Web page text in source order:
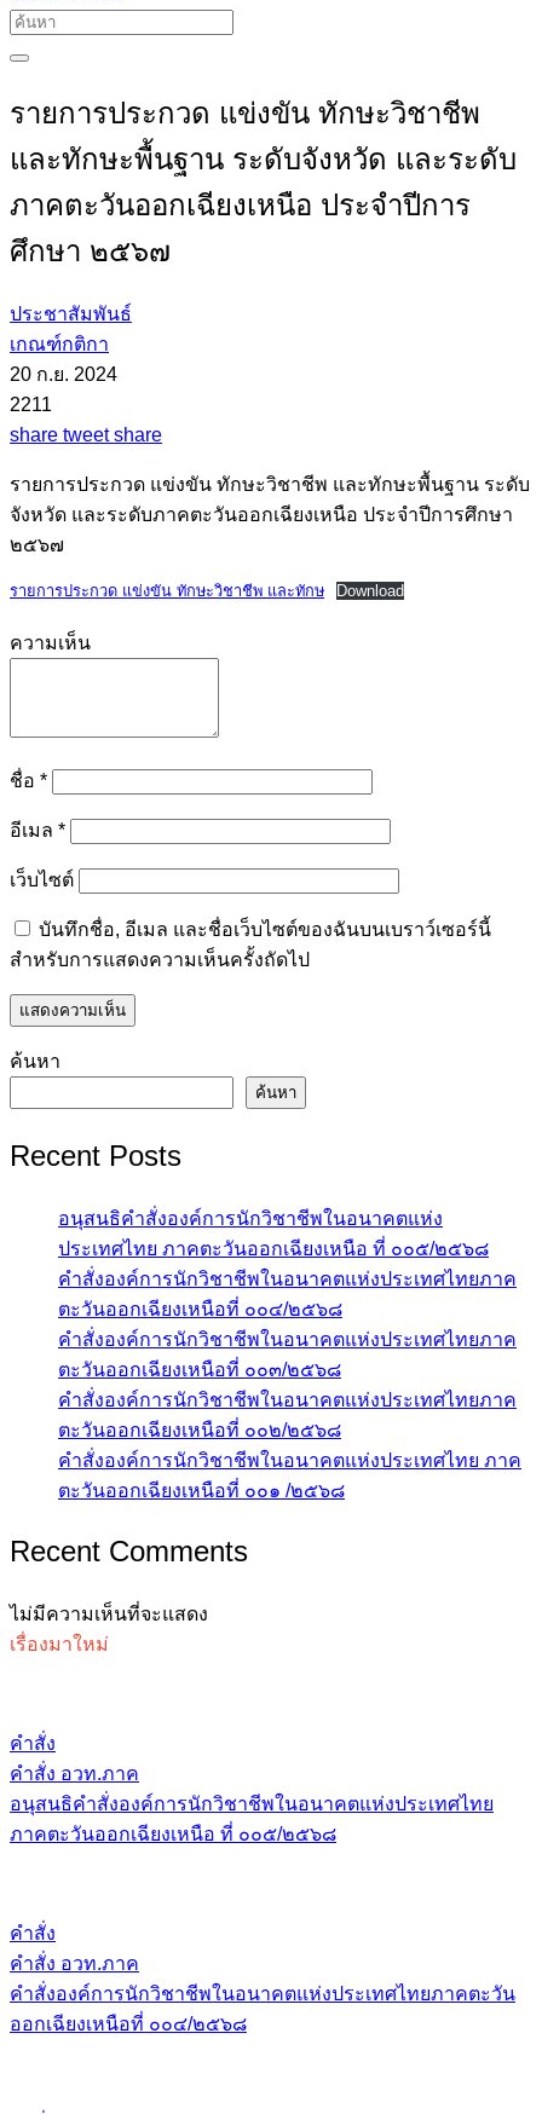
รายการประกวด แข่งขัน ทักษะวิชาชีพ
และทักษะพื้นฐาน ระดับจังหวัด และระดับ
ภาคตะวันออกเฉียงเหนือ ประจำปีการ
ศึกษา ๒๕๖๗
ประชาสัมพันธ์
เกณฑ์กติกา
20 ก.ย. 2024
2211
share tweet share
รายการประกวด แข่งขัน ทักษะวิชาชีพ และทักษะพื้นฐาน ระดับ
จังหวัด และระดับภาคตะวันออกเฉียงเหนือ ประจำปีการศึกษา
๒๕๖๗
รายการประกวด แข่งขัน ทักษะวิชาชีพ และทักษ Download
ความเห็น
ชื่อ *
อีเมล *
เว็บไซต์
บันทึกชื่อ, อีเมล และชื่อเว็บไซต์ของฉันบนเบราว์เซอร์นี้
สำหรับการแสดงความเห็นครั้งถัดไป
ค้นหา
ค้นหา
Recent Posts
อนุสนธิคำสั่งองค์การนักวิชาชีพในอนาคตแห่ง
ประเทศไทย ภาคตะวันออกเฉียงเหนือ ที่ ๐๐๕/๒๕๖๘
คำสั่งองค์การนักวิชาชีพในอนาคตแห่งประเทศไทยภาค
ตะวันออกเฉียงเหนือที่ ๐๐๔/๒๕๖๘
คำสั่งองค์การนักวิชาชีพในอนาคตแห่งประเทศไทยภาค
ตะวันออกเฉียงเหนือที่ ๐๐๓/๒๕๖๘
คำสั่งองค์การนักวิชาชีพในอนาคตแห่งประเทศไทยภาค
ตะวันออกเฉียงเหนือที่ ๐๐๒/๒๕๖๘
คำสั่งองค์การนักวิชาชีพในอนาคตแห่งประเทศไทย ภาค
ตะวันออกเฉียงเหนือที่ ๐๐๑ /๒๕๖๘
Recent Comments
ไม่มีความเห็นที่จะแสดง
เรื่องมาใหม่
คำสั่ง
คำสั่ง อวท.ภาค
อนุสนธิคำสั่งองค์การนักวิชาชีพในอนาคตแห่งประเทศไทย
ภาคตะวันออกเฉียงเหนือ ที่ ๐๐๕/๒๕๖๘
คำสั่ง
คำสั่ง อวท.ภาค
คำสั่งองค์การนักวิชาชีพในอนาคตแห่งประเทศไทยภาคตะวัน
ออกเฉียงเหนือที่ ๐๐๔/๒๕๖๘